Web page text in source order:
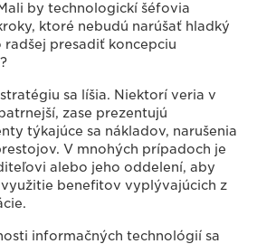
by technologickí šéfovia
ktoré nebudú narúšať hladký
presadiť koncepciu
sa líšia. Niektorí veria v
zase prezentujú
týkajúce sa nákladov, narušenia
V mnohých prípadoch je
alebo jeho oddelení, aby
benefitov vyplývajúcich z
informačných technológií sa